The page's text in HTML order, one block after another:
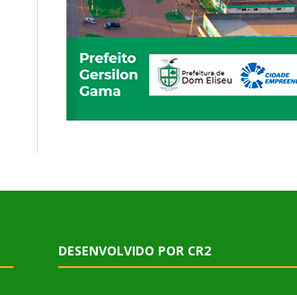
DESENVOLVIDO POR CR2